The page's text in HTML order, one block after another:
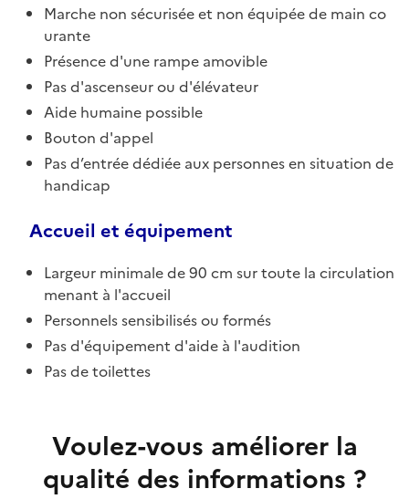
Marche non sécurisée et non équipée de main co
urante
Présence d'une rampe amovible
Pas d'ascenseur ou d'élévateur
Aide humaine possible
Bouton d'appel
Pas d’entrée dédiée aux personnes en situation de
handicap
Accueil et équipement
Largeur minimale de 90 cm sur toute la circulation
menant à l'accueil
Personnels sensibilisés ou formés
Pas d'équipement d'aide à l'audition
Pas de toilettes
Voulez-vous améliorer la
qualité des informations ?